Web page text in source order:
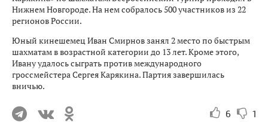
Нижнем Новгороде. На нем собралось 500 участников из 22
регионов России.
Юный кинешемец Иван Смирнов занял 2 место по быстрым
шахматам в возрастной категории до 13 лет. Кроме этого,
Ивану удалось сыграть против международного
гроссмейстера Сергея Карякина. Партия завершилась
вничью.
6 1